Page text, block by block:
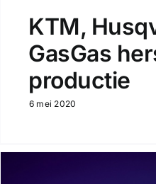
KTM,
GasGas
productie
6 mei 2020